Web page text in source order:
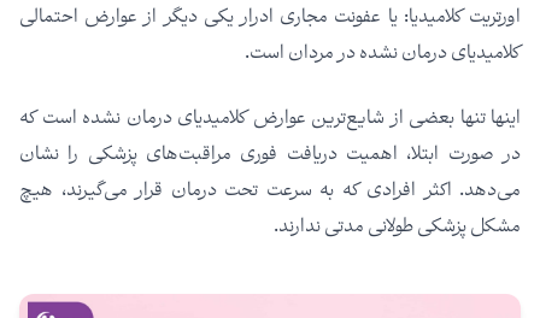
اورتریت کلامیدیا: یا عفونت مجاری ادرار یکی دیگر از عوارض احتمالی
کلامیدیای درمان نشده در مردان است.
اینها تنها بعضی از شایع‌ترین عوارض کلامیدیای درمان نشده است که
در صورت ابتلا، اهمیت دریافت فوری مراقبت‌های پزشکی را نشان
می‌دهد. اکثر افرادی که به سرعت تحت درمان قرار می‌گیرند، هیچ
مشکل پزشکی طولانی مدتی ندارند.